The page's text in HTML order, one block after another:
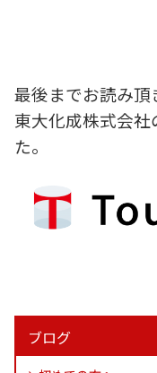
最後までお読み
東大化成株式会
た。
ブログ